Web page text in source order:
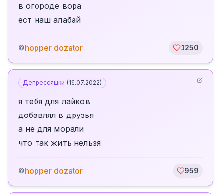
в огороде вора
ест наш алабай
©hopper dozator 1250
Депрессяшки (19.07.2022)
я тебя для лайков
добавлял в друзья
а не для морали
что так жить нельзя
©hopper dozator 959